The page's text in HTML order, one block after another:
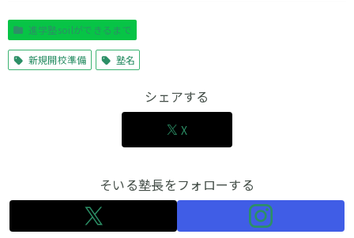
進学塾soilができるまで
新規開校準備 塾名
シェアする
X
そいる塾長をフォローする